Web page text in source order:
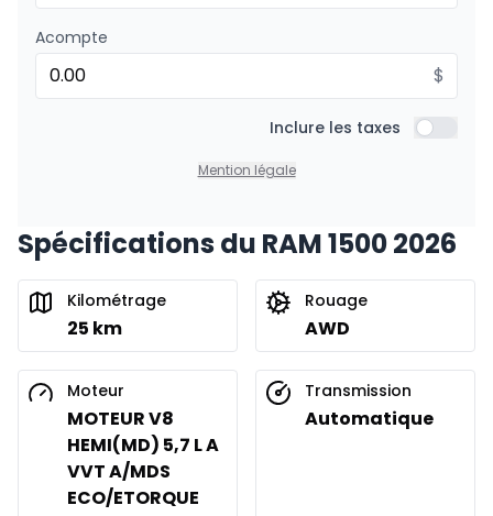
0.00 $ d'acompte • 0%
Financement sur 60 mois
334 $/Sem.
Financement sur 48 mois
0.00 $ d'acompte • 0%
À partir de :
417$/Sem.
Financement sur 36 mois
Financement sur 36 mois
0.00 $ d'acompte • 0%
À partir de :
556$/Sem.
Acompte
$
Inclure les taxes Inclure
Mention légale
Spécifications du RAM 1500 2026
Kilométrage
25 km
Rouage
AWD
Moteur
MOTEUR V8
HEMI(MD) 5,7 L A
VVT A/MDS
ECO/ETORQUE
Transmission
Automatique